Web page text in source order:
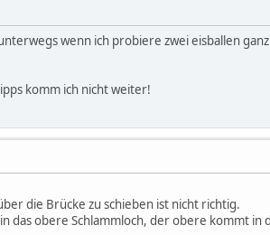
wenn ich probiere zwei eisballen
komm ich nicht weiter!
die Brücke zu schieben ist nicht richtig.
das obere Schlammloch, der obere kommt